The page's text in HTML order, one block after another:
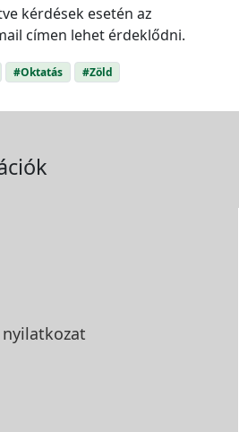
kérdések esetén az
címen lehet érdeklődni.
#Oktatás #Zöld
nyilatkozat